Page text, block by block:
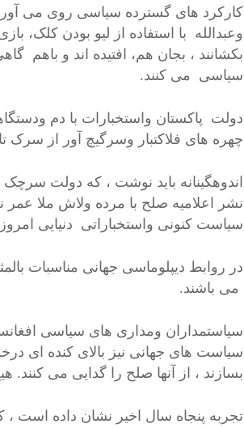
کارکرد های گسترده سیاسی روی می
وعبدالله با استفاده از لیو بودن کلک،
بکشانند ، بجان هم، افتیده اند و باهم
سیاسی می کنند.
دولت پاکستان واستخبارات با دم
چهره های فلاکتبار وسرگیچ آور از سرک
اندوهگینانه باید نوشت ، که دولت
نشر اعلامیه صلح با مرده ولاش ملا عمر
سیاست کنونی واستخباراتی دنیایی
در روابط دیپلوماسی جهانی مناسبات
می باشند.
سیاستمداران ومداری های سیاسی
سیاست های جهانی نیز بالای کنده ای
بسازند ، از آنها صلح را گدایی می
تجربه پنجاه سال اخیر نشان داده است